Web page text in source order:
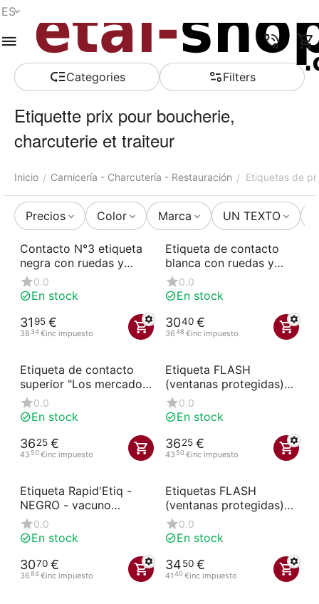
ES
Сategories Filters
Etiquette prix pour boucherie,
charcuterie et traiteur
Inicio / Carnicería - Charcutería - Restauración / Etiquetas de
Precios Color Marca UN TEXTO
Contacto N°3 etiqueta
negra con ruedas y
pincho (paquete de 10)
0.0
En stock
31 95 €
38 34€inc impuesto
Etiqueta de contacto
blanca con ruedas y
pincho (paquete de 10)
0.0
En stock
3040 €
3648 €inc impuesto
Etiqueta de contacto
superior "Los mercados"
con ruedas y pincho
(paquete de 10)
0.0
En stock
3625 €
43 50€inc impuesto
Etiqueta FLASH
(ventanas protegidas)
"FRANCIA" con ruedas y
pincho (paquete de 10)
0.0
En stock
3625 €
43 50€inc impuesto
Etiqueta Rapid'Etiq -
NEGRO - vacuno
(paquete de 10)
0.0
En stock
3070 €
3684€inc impuesto
Etiquetas FLASH
(ventanas protegidas)
Carnicería Logo Or N°2
à roues (paquete de 10)
0.0
En stock
3450 €
4140€inc impuesto
Menú Buscar Carro de la
compra
Lista de la
compra
Comparar Account